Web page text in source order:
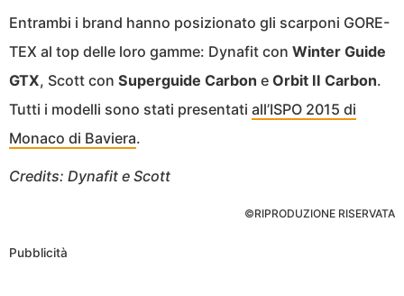
Entrambi i brand hanno posizionato gli scarponi GORE-
TEX al top delle loro gamme: Dynafit con Winter Guide
GTX, Scott con Superguide Carbon e Orbit II Carbon.
Tutti i modelli sono stati presentati all’ISPO 2015 di
Monaco di Baviera.
Credits: Dynafit e Scott
©RIPRODUZIONE RISERVATA
Pubblicità